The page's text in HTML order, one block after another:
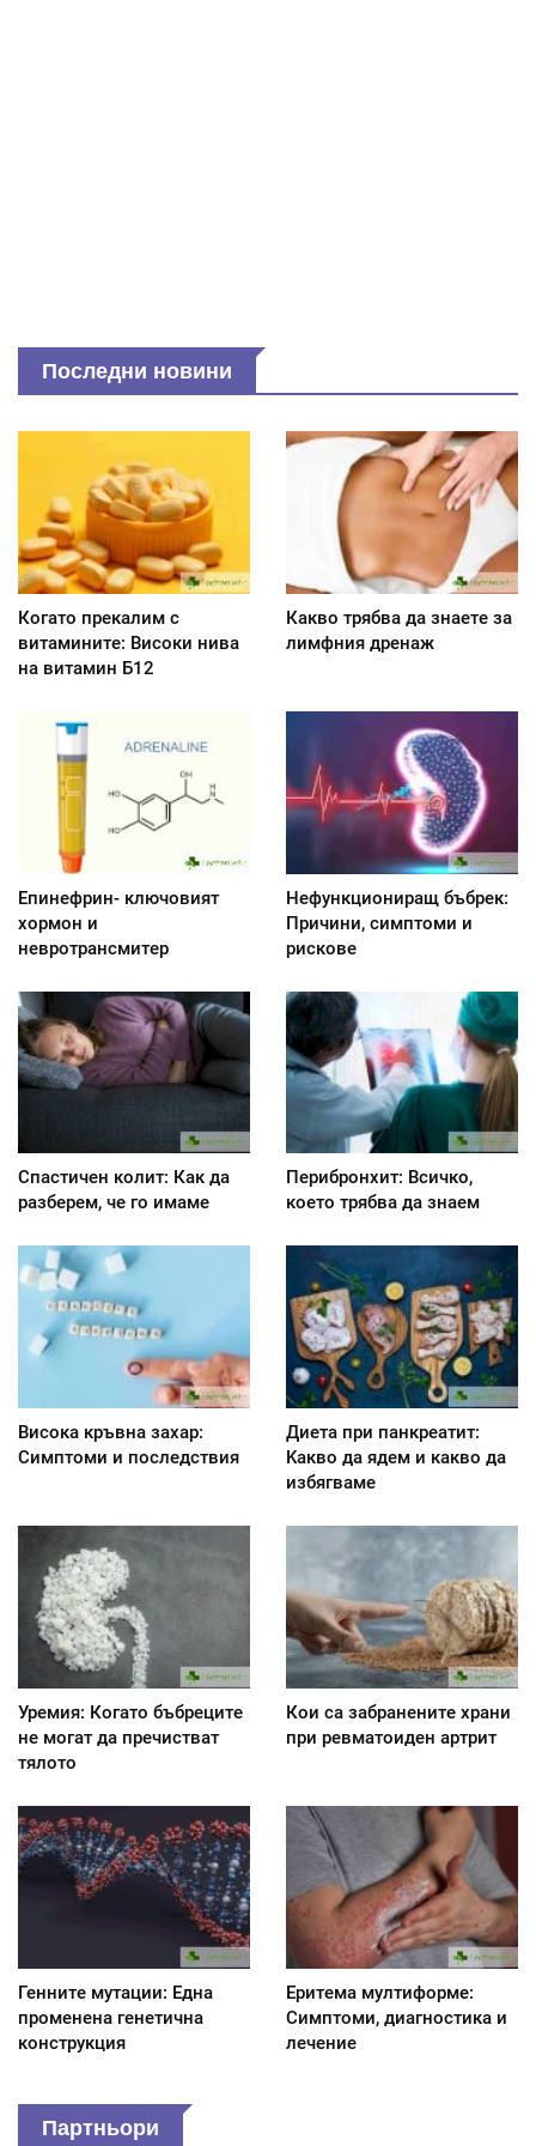
Последни новини
Когато прекалим с
витамините: Високи нива
на витамин Б12
Какво трябва да знаете за
лимфния дренаж
Епинефрин- ключовият
хормон и
невротрансмитер
Нефункциониращ бъбрек:
Причини, симптоми и
рискове
Спастичен колит: Как да
разберем, че го имаме
Перибронхит: Всичко,
което трябва да знаем
Висока кръвна захар:
Симптоми и последствия
Диета при панкреатит:
Kакво да ядем и какво да
избягваме
Уремия: Когато бъбреците
не могат да пречистват
тялото
Кои са забранените храни
при ревматоиден артрит
Генните мутации: Една
променена генетична
конструкция
Еритема мултиформе:
Симптоми, диагностика и
лечение
Партньори